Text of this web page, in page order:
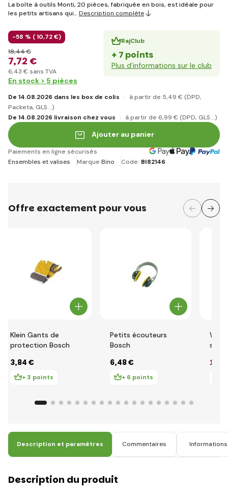
La boîte à outils Monti, 20 pièces, fabriquée en bois, est idéale pour
les petits artisans qui… Description complète
-58 % (10,72 €)
7,72 €
18,44 €
6,43 € sans TVA
RajClub
+ 7 points
Plus d'informations sur le club
En stock > 5 pièces
De 14.08.2026 dans les box de colis à partir de 5,49 € (DPD,
Packeta, GLS...)
De 14.08.2026 livraison chez vous
à partir de 6,99 € (DPD, GLS...)
Ajouter au panier
Paiements en ligne sécurisés
Ensembles et valises
Marque Bino Code: BI82146
Offre exactement pour vous
Klein Gants de
protection Bosch
3,84 €
+ 3 points
Petits écouteurs
Bosch
6,48 €
+ 6 points
12
Description et paramètres Commentaires
Description du produit